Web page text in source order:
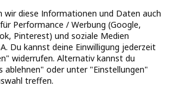
wir diese Informationen und Daten auch
Performance / Werbung (Google,
Pinterest) und soziale Medien
Du kannst deine Einwilligung jederzeit
widerrufen. Alternativ kannst du
ablehnen" oder unter "Einstellungen"
treffen.